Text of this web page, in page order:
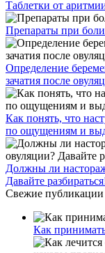
Таблетки от
Препараты при
Определение
зачатия после
Как понять, что
по ощущениям и
Должны ли
Давайте
Свежие публикации
Как